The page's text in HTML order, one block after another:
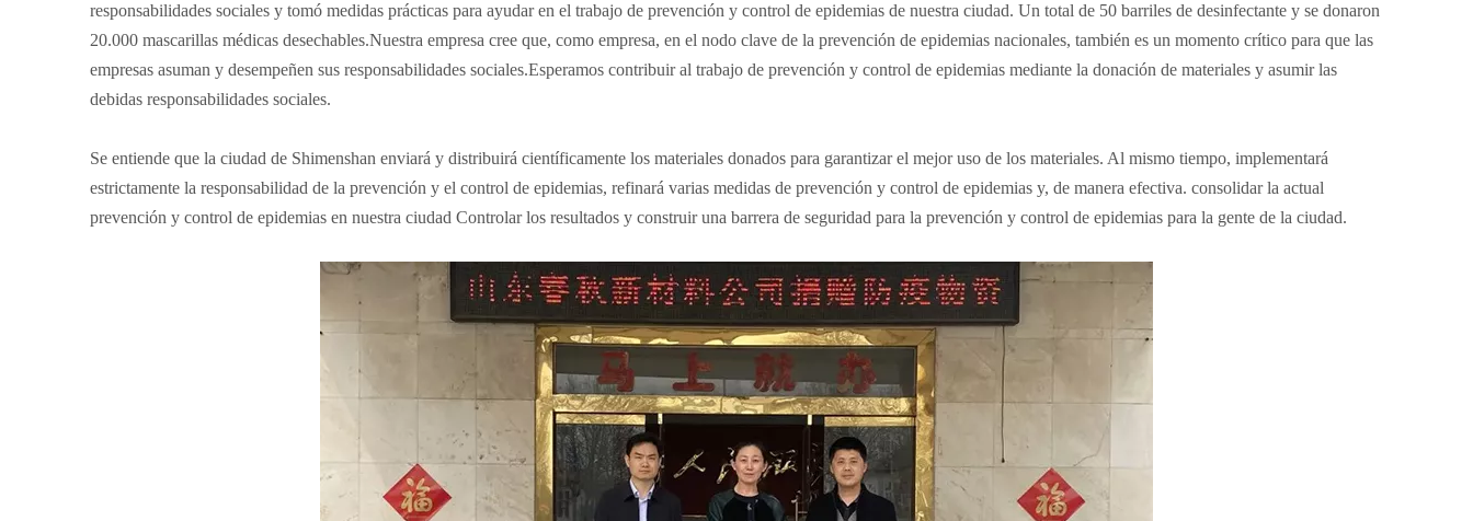
responsabilidades sociales y tomó medidas prácticas para ayudar en el trabajo de prevención y control de epidemias de nuestra ciudad. Un total de 50 barriles de desinfectante y se donaron
20.000 mascarillas médicas desechables.Nuestra empresa cree que, como empresa, en el nodo clave de la prevención de epidemias nacionales, también es un momento crítico para que las
empresas asuman y desempeñen sus responsabilidades sociales.Esperamos contribuir al trabajo de prevención y control de epidemias mediante la donación de materiales y asumir las
debidas responsabilidades sociales.
Se entiende que la ciudad de Shimenshan enviará y distribuirá científicamente los materiales donados para garantizar el mejor uso de los materiales. Al mismo tiempo, implementará
estrictamente la responsabilidad de la prevención y el control de epidemias, refinará varias medidas de prevención y control de epidemias y, de manera efectiva. consolidar la actual
prevención y control de epidemias en nuestra ciudad Controlar los resultados y construir una barrera de seguridad para la prevención y control de epidemias para la gente de la ciudad.